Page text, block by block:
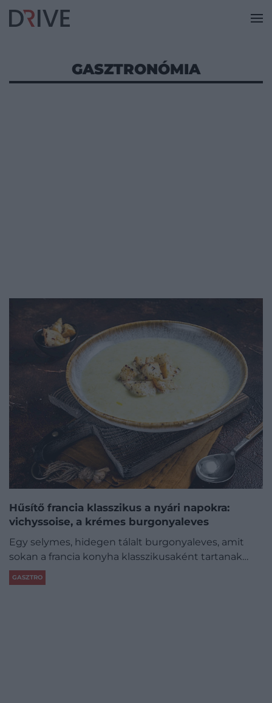
GASZTRONÓMIA
Hűsítő francia klasszikus a nyári napokra:
vichyssoise, a krémes burgonyaleves
Egy selymes, hidegen tálalt burgonyaleves, amit
sokan a francia konyha klasszikusaként tartanak…
GASZTRO